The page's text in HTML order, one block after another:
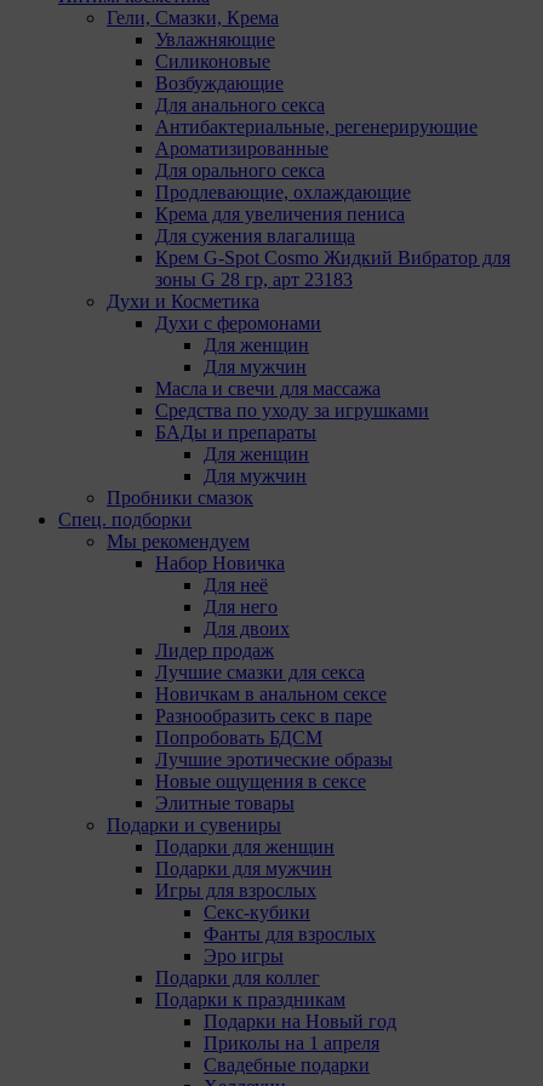
Гели, Смазки, Крема
Увлажняющие
Силиконовые
Возбуждающие
Для анального секса
Антибактериальные, регенерирующие
Ароматизированные
Для орального секса
Продлевающие, охлаждающие
Крема для увеличения пениса
Для сужения влагалища
Крем G-Spot Cosmo Жидкий Вибратор для
зоны G 28 гр, арт 23183
Духи и Косметика
Духи с феромонами
Для женщин
Для мужчин
Масла и свечи для массажа
Средства по уходу за игрушками
БАДы и препараты
Для женщин
Для мужчин
Пробники смазок
Спец. подборки
Мы рекомендуем
Набор Новичка
Для неё
Для него
Для двоих
Лидер продаж
Лучшие смазки для секса
Новичкам в анальном сексе
Разнообразить секс в паре
Попробовать БДСМ
Лучшие эротические образы
Новые ощущения в сексе
Элитные товары
Подарки и сувениры
Подарки для женщин
Подарки для мужчин
Игры для взрослых
Секс-кубики
Фанты для взрослых
Эро игры
Подарки для коллег
Подарки к праздникам
Подарки на Новый год
Приколы на 1 апреля
Свадебные подарки
6005 Luzern, Switzerland.
Google Ads - сервис показа контекстной
рекламы, предоставляемый компанией Google
Ireland Ltd, Gordon House Barrow Street Dublin 4,
D04E5W5 Ireland.
Сохранить мои изменения
Сохранить по умолчанию